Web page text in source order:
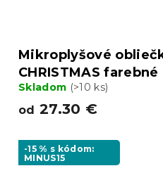
Mikroplyšové
CHRISTMAS farebné
Skladom (>10 ks)
od 27.30 €
-15 % s kódom:
MINUS15